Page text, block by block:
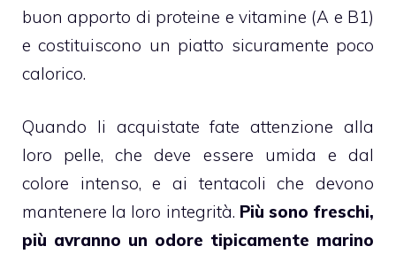
buon apporto di proteine e vitamine (A e B1)
e costituiscono un piatto sicuramente poco
calorico.
Quando li acquistate fate attenzione alla
loro pelle, che deve essere umida e dal
colore intenso, e ai tentacoli che devono
mantenere la loro integrità. Più sono freschi,
più avranno un odore tipicamente marino